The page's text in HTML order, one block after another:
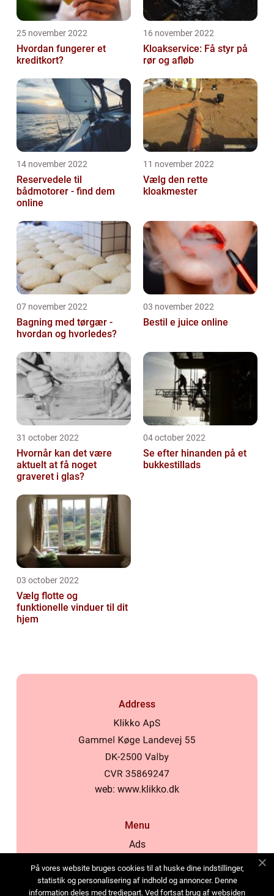
25 november 2022
Hvordan fungerer et
kreditkort?
16 november 2022
Kloakservice: Få styr på
rør og afløb
14 november 2022
Reservedele til
bådmotorer - find dem
online
11 november 2022
Vælg den rette
kloakmester
07 november 2022
Bagning med tørgær -
hvordan og hvorledes?
03 november 2022
Bestil e juice online
31 october 2022
Hvornår kan det være
aktuelt at få noget
graveret i glas?
04 october 2022
Se efter hinanden på et
bukkestillads
03 october 2022
Vælg flotte og
funktionelle vinduer til dit
hjem
Address
web: www.klikko.dk
Menu
Ads
Cookies
På vores website bruges cookies til at huske dine indstillinger,
statistik og personalisering af indhold og annoncer. Denne
information deles med tredjepart. Ved fortsat brug af websiden